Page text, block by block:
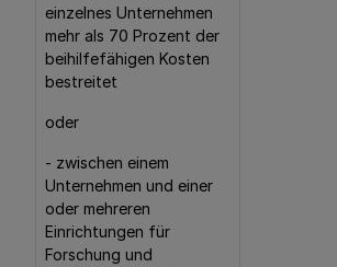
einzelnes Unternehmen
mehr als 70 Prozent der
beihilfefähigen Kosten
bestreitet
oder
- zwischen einem
Unternehmen und einer
oder mehreren
Einrichtungen für
Forschung und